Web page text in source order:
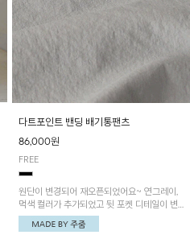
다트포인트 밴딩 배기통팬츠
86,000원
FREE
원단이 변경되어 재오픈되었어요~ 연그레이,
먹색 컬러가 추가되었고 뒷 포켓 디테일이 변
경되었습니다~가볍고 시원하게 착용되는 배
기통팬츠! 허리밴딩과 여유로운 통으로 편안해